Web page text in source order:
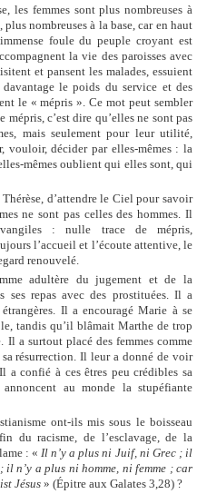
les femmes sont plus nombreuses à
nombreuses à la base, car en haut
foule du peuple croyant est
la vie des paroisses avec
et pansent les malades, essuient
le poids du service et des
le « mépris ». Ce mot peut sembler
mépris, c’est dire qu’elles ne sont pas
mais seulement pour leur utilité,
vouloir, décider par elles-mêmes : la
mêmes oublient qui elles sont, qui
d’attendre le Ciel pour savoir
ne sont pas celles des hommes. Il
: nulle trace de mépris,
l’accueil et l’écoute attentive, le
renouvelé.
adultère du jugement et de la
ses repas avec des prostituées. Il a
Il a encouragé Marie à se
tandis qu’il blâmait Marthe de trop
Il a surtout placé des femmes comme
résurrection. Il leur a donné de voir
a confié à ces êtres peu crédibles sa
au monde la stupéfiante
ont-ils mis sous le boisseau
du racisme, de l’esclavage, de la
: « Il n’y a plus ni Juif, ni Grec ; il
n’y a plus ni homme, ni femme ; car
Jésus » (Épitre aux Galates 3,28) ?